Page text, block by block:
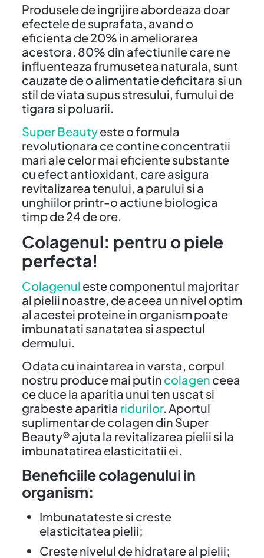
Produsele de ingrijire abordeaza doar
efectele de suprafata, avand o
eficienta de 20% in ameliorarea
acestora. 80% din afectiunile care ne
influenteaza frumusetea naturala, sunt
cauzate de o alimentatie deficitara si un
stil de viata supus stresului, fumului de
tigara si poluarii.
Super Beautyeste o formula
revolutionara ce contine concentratii
mari ale celor mai eficiente substante
cu efect antioxidant, care asigura
revitalizarea tenului, a parului si a
unghiilor printr-o actiune biologica
timp de 24 de ore.
Colagenul: pentru o piele
perfecta!
Colagenul este componentul majoritar
al pielii noastre, de aceea un nivel optim
al acestei proteine in organism poate
imbunatati sanatatea si aspectul
dermului.
Odata cu inaintarea in varsta, corpul
nostru produce mai putin colagen ceea
ce duce la aparitia unui ten uscat si
grabeste aparitia ridurilor. Aportul
suplimentar de colagen din Super
Beauty® ajuta la revitalizarea pielii si la
imbunatatirea elasticitatii ei.
Beneficiile colagenului in
organism:
Imbunatateste si creste
elasticitatea pielii;
Creste nivelul de hidratare al pielii;